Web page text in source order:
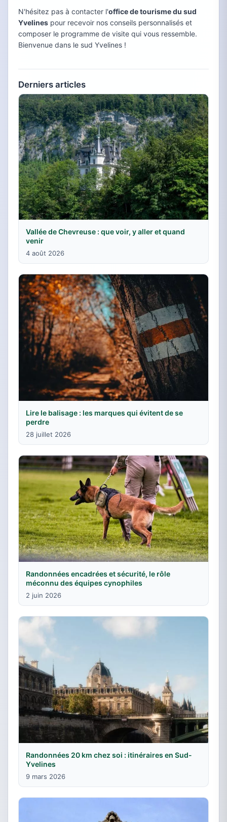
N'hésitez pas à contacter l'office de tourisme du sud
Yvelines pour recevoir nos conseils personnalisés et
composer le programme de visite qui vous ressemble.
Bienvenue dans le sud Yvelines !
Derniers articles
Vallée de Chevreuse : que voir, y aller et quand
venir
4 août 2026
Lire le balisage : les marques qui évitent de se
perdre
28 juillet 2026
Randonnées encadrées et sécurité, le rôle
méconnu des équipes cynophiles
2 juin 2026
Randonnées 20 km chez soi : itinéraires en Sud-
Yvelines
9 mars 2026